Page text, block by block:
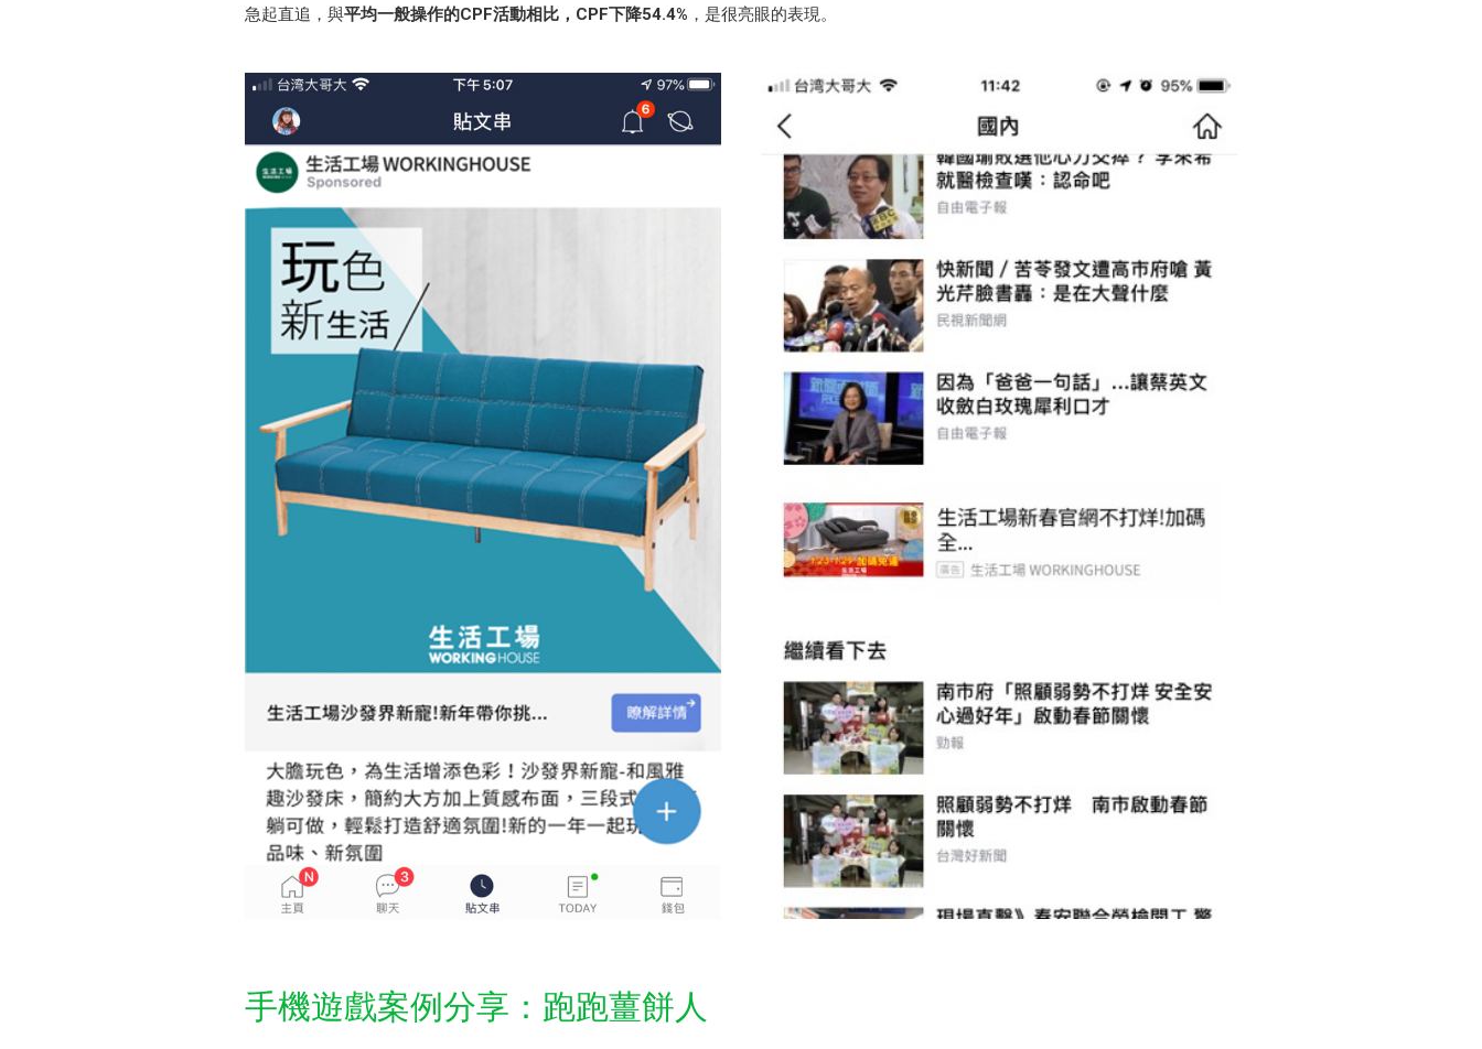
急起直追，與平均一般操作的CPF活動相比，CPF下降54.4% ，是很亮眼的表現。
手機遊戲案例分享：跑跑薑餅人